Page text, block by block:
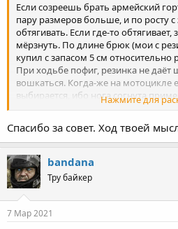
Если созреешь брать армейский
пару размеров больше, и по росту
обтягивать. Если где-то обтягивает,
мёрзнуть. По длине брюк (мои с
купил с запасом 5 см относительно
При ходьбе пофиг, резинка не
вошкаться. Когда-же на мотоцикле
выбирается, ибо нога согнута
нижний край штанины как раз на
самое то для защиты в дождливую
поверх берцев. Куртка с запасом по
получается в тему при
одеждой внутри, длины рукавов
примерки, через интернет.
С Палермо абсолютно солидарен,
которой тебе удобно, то от этого
Нажмите для
Спасибо за совет. Ход твоей
bandana
Тру байкер
7 Мар 2021